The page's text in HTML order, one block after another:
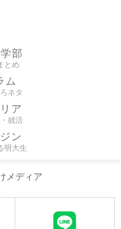
部
とめ
ム
ネタ
ア
就活
ン
明大生
メディア